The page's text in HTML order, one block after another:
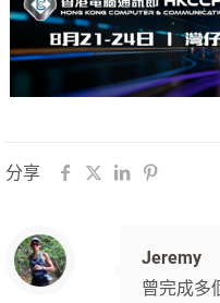
分享
Jeremy
曾完成多